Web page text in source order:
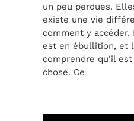
un peu perdues.
existe une vie
comment y
est en ébullition, et
comprendre qu'il
chose. Ce